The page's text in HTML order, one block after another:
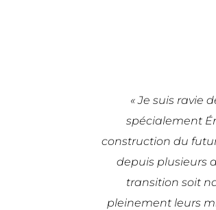
« Je suis ravie
spécialement
construction du
depuis plusieurs
transition soit
pleinement leurs